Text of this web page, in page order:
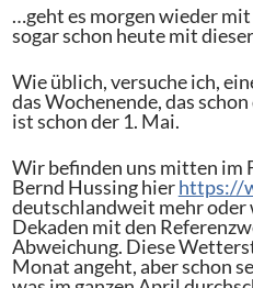
…geht es morgen wieder
sogar schon heute mit
Wie üblich, versuche ich,
das Wochenende, das
ist schon der 1. Mai.
Wir befinden uns mitten im
Bernd Hussing hierhttps://
deutschlandweit mehr oder
Dekaden mit den
Abweichung. Diese
Monat angeht, aber schon